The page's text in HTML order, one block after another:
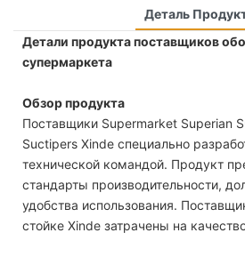
Деталь
Детали продукта поставщиков
супермаркета
Обзор продукта
Поставщики Supermarket Superian
Suctipers Xinde специально
технической командой. Продукт
стандарты производительности,
удобства использования.
стойке Xinde затрачены на